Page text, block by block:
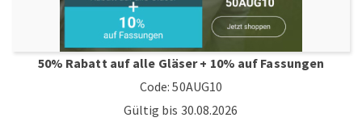
50% Rabatt auf alle Gläser + 10% auf Fassungen
Code: 50AUG10
Gültig bis 30.08.2026